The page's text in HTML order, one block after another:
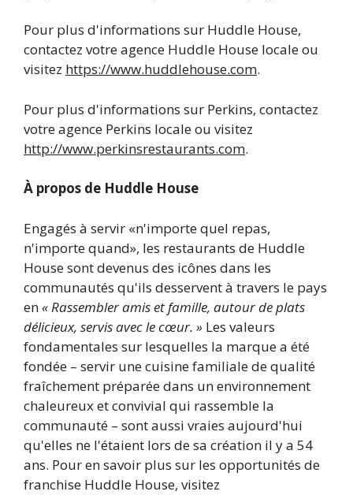
Pour plus d'informations sur Huddle House,
contactez votre agence Huddle House locale ou
visitez https://www.huddlehouse.com.
Pour plus d'informations sur Perkins, contactez
votre agence Perkins locale ou visitez
http://www.perkinsrestaurants.com.
À propos de Huddle House
Engagés à servir «n'importe quel repas,
n'importe quand», les restaurants de Huddle
House sont devenus des icônes dans les
communautés qu'ils desservent à travers le pays
en« Rassembler amis et famille, autour de plats
délicieux, servis avec le cœur. » Les valeurs
fondamentales sur lesquelles la marque a été
fondée – servir une cuisine familiale de qualité
fraîchement préparée dans un environnement
chaleureux et convivial qui rassemble la
communauté – sont aussi vraies aujourd'hui
qu'elles ne l'étaient lors de sa création il y a 54
ans. Pour en savoir plus sur les opportunités de
franchise Huddle House, visitez